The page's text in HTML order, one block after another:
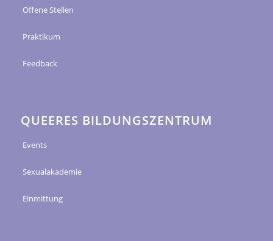
Offene Stellen
Praktikum
Feedback
QUEERES BILDUNGSZENTRUM
Events
Sexualakademie
Einmittung